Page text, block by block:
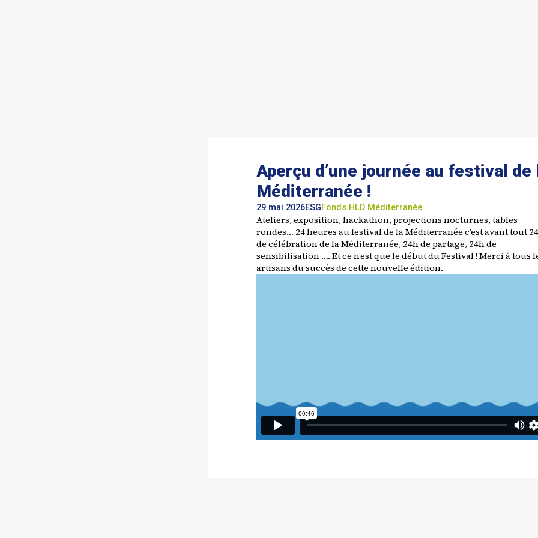
Aperçu d’une journée au festival de
Méditerranée !
29 mai 2026ESGFonds HLD Méditerranée
Ateliers, exposition, hackathon, projections nocturnes, tables
rondes… 24 heures au festival de la Méditerranée c’est avant tout
de célébration de la Méditerranée, 24h de partage, 24h de
sensibilisation …. Et ce n’est que le début du Festival ! Merci à tous
artisans du succès de cette nouvelle édition.